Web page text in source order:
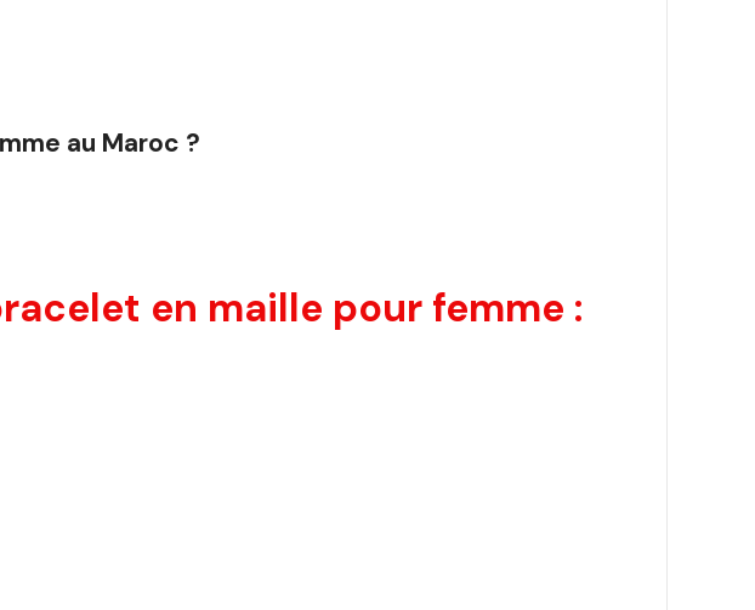
au Maroc ?
en maille pour femme :